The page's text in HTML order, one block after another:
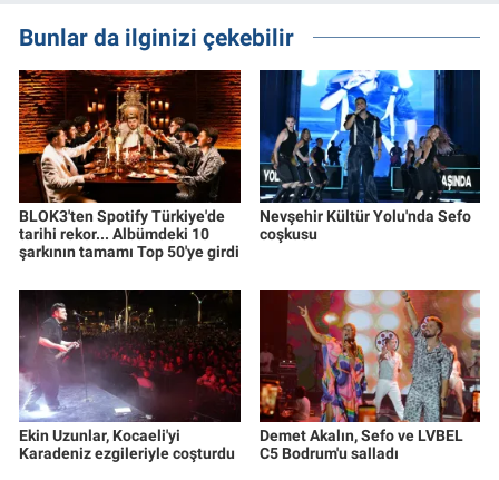
Bunlar da ilginizi çekebilir
BLOK3'ten Spotify Türkiye'de
tarihi rekor... Albümdeki 10
şarkının tamamı Top 50'ye girdi
Nevşehir Kültür Yolu'nda Sefo
coşkusu
Ekin Uzunlar, Kocaeli'yi
Karadeniz ezgileriyle coşturdu
Demet Akalın, Sefo ve LVBEL
C5 Bodrum'u salladı